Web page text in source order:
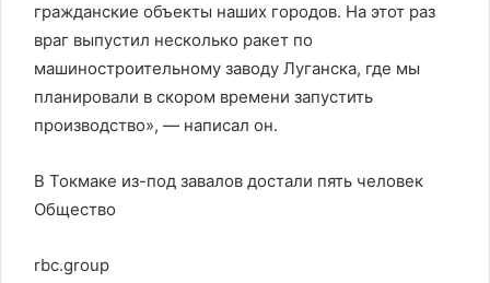
гражданские объекты наших городов. На этот раз
враг выпустил несколько ракет по
машиностроительному заводу Луганска, где мы
планировали в скором времени запустить
производство», — написал он.
В Токмаке из-под завалов достали пять человек
Общество
rbc.group